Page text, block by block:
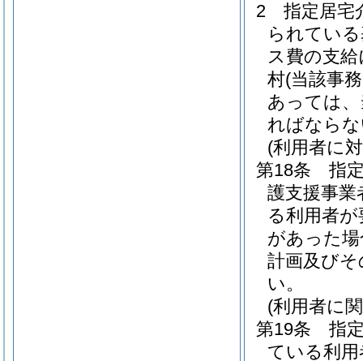
2
指定居宅
られてい
ス費の支
村(当該事
あっては
ればなら
(利用者に
第18条
指
護支援事
る利用者
があった
計画及び
い。
(利用者に
第19条
指
ている利